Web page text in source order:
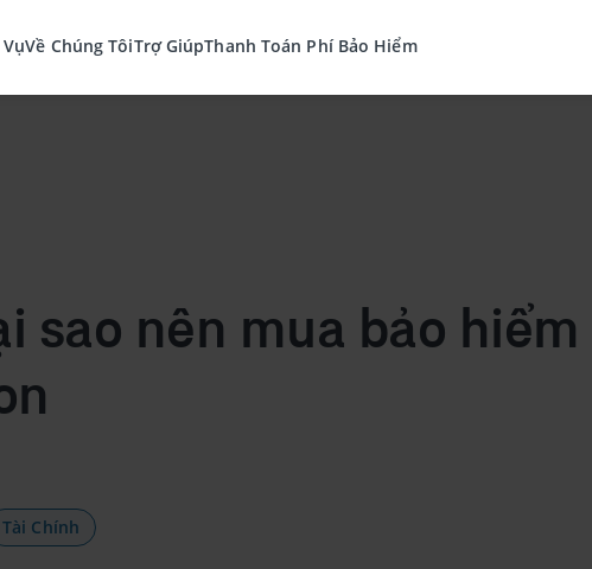
Về Chúng TôiTrợ GiúpThanh Toán Phí Bảo Hiểm
sao nên mua bảo
Tài Chính